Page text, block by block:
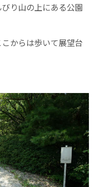
り山の上にある公園
からは歩いて展望台